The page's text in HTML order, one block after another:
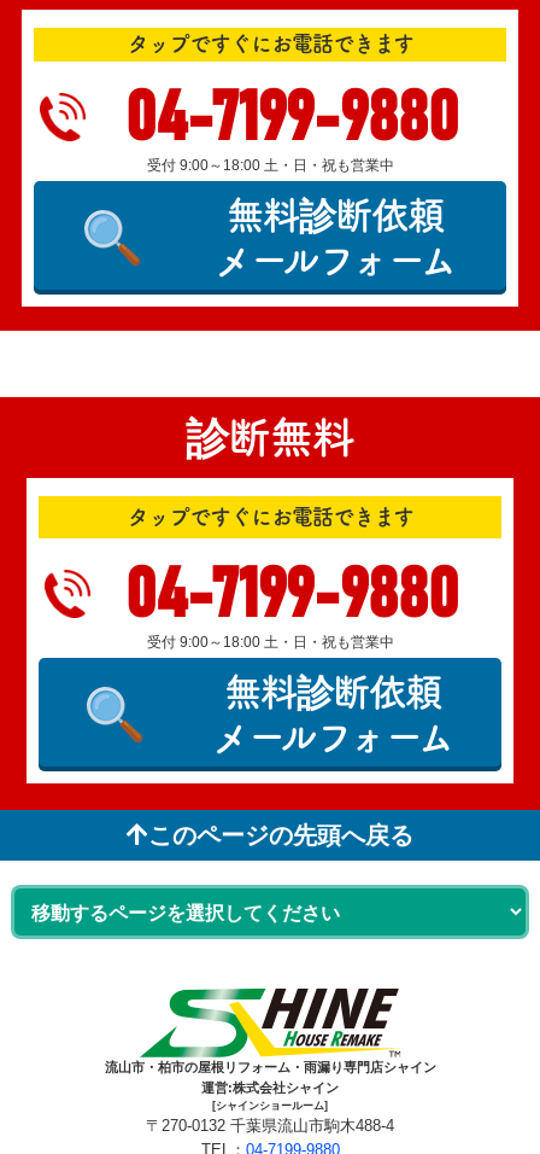
タップですぐにお電話できます
04-7199-9880
受付 9:00～18:00 土・日・祝も営業中
無料診断依頼
メールフォーム
診断無料
タップですぐにお電話できます
04-7199-9880
受付 9:00～18:00 土・日・祝も営業中
無料診断依頼
メールフォーム
このページの先頭へ戻る
流山市・柏市の屋根リフォーム・雨漏り専門店シャイン
運営:株式会社シャイン
[シャインショールーム]
〒270-0132 千葉県流山市駒木488-4
TEL： 04-7199-9880